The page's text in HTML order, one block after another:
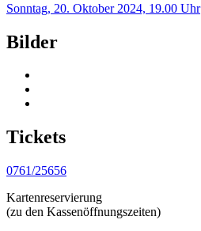
Sonntag, 20. Oktober 2024, 19.00 Uhr
Bilder
Tickets
0761/25656
Kartenreservierung
(zu den Kassenöffnungszeiten)